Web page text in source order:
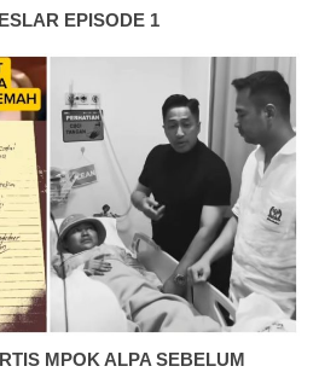
EPISODE 1
MPOK ALPA SEBELUM